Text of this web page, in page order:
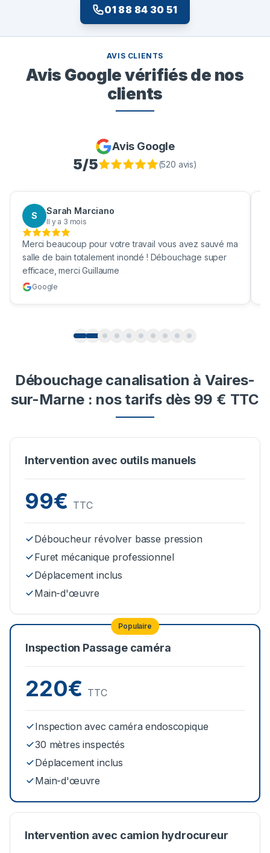
01 88 84 30 51
AVIS CLIENTS
Avis Google vérifiés de nos
clients
Avis Google
5/5 (520 avis)
S Sarah Marciano
Il y a 3 mois
Merci beaucoup pour votre travail vous avez sauvé ma
salle de bain totalement inondé ! Débouchage super
efficace, merci Guillaume
Google
Débouchage canalisation à Vaires-
sur-Marne : nos tarifs dès 99 € TTC
Intervention avec outils manuels
99€ TTC
Déboucheur révolver basse pression
Furet mécanique professionnel
Déplacement inclus
Main-d'œuvre
Populaire
Inspection Passage caméra
220€ TTC
Inspection avec caméra endoscopique
30 mètres inspectés
Déplacement inclus
Main-d'œuvre
Intervention avec camion hydrocureur